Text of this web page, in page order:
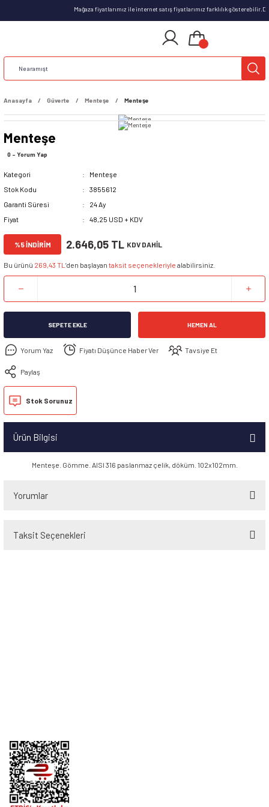
Mağaza fiyatlarımız ile internet satış fiyatlarımız farklılık
Anasayfa Güverte Menteşe Menteşe
Menteşe
0 - Yorum Yap
Kategori
Menteşe
Stok Kodu
3855612
Garanti Süresi
24 Ay
Fiyat
48,25 USD + KDV
%5 İNDİRİM 2.646,05 TL KDV DAHİL
Bu ürünü 269,43 TL ’den başlayan taksit seçenekleriyle alabilirsiniz.
SEPETE EKLE HEMEN AL
Yorum Yaz Fiyatı Düşünce Haber Ver Tavsiye Et
Paylaş
Stok Sorunuz
Ürün Bilgisi
Menteşe. Gömme. AISI 316 paslanmaz çelik, döküm. 102x102mm.
Yorumlar
Taksit Seçenekleri